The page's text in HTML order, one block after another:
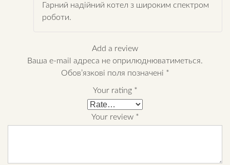
Гарний надійний котел з широким спектром
роботи.
Add a review
Ваша e-mail адреса не оприлюднюватиметься.
Обов’язкові поля позначені *
Your rating *
Your review *